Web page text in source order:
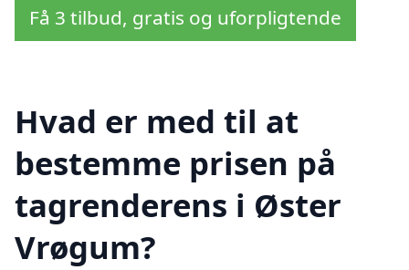
Få 3 tilbud, gratis og uforpligtende
Hvad er med til at
bestemme prisen på
tagrenderens i Øster
Vrøgum?